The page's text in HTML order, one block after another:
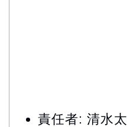
責任者: 清水